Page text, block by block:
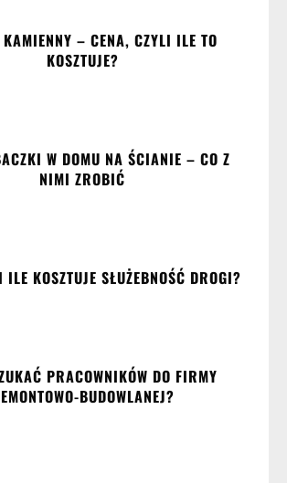
– CENA, CZYLI ILE TO
KOSZTUJE?
W DOMU NA ŚCIANIE – CO Z
NIMI ZROBIĆ
ILE KOSZTUJE SŁUŻEBNOŚĆ DROGI?
PRACOWNIKÓW DO FIRMY
BUDOWLANEJ?